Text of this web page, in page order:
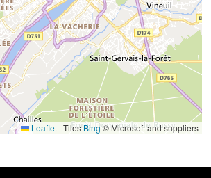
Leaflet | TilesBing© Microsoft and suppliers